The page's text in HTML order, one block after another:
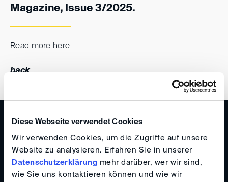
Diese Webseite verwendet Cookies
Wir verwenden Cookies, um die Zugriffe auf unsere
Website zu analysieren. Erfahren Sie in unserer
Datenschutzerklärung mehr darüber, wer wir sind,
wie Sie uns kontaktieren können und wie wir
Magazine, Issue 3/2025.
Read more here
back
WISSEN
DIS Newsletter 1/2025